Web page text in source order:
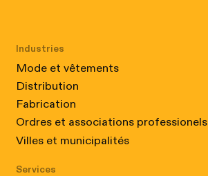
2024 to February 2025
Industries
Mode et vêtements
Distribution
Fabrication
Ordres et associations professionels
Villes et municipalités
Services